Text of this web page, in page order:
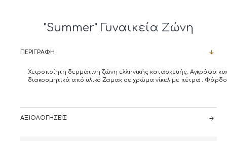
"Summer" Γυναικεία Ζώνη
ΠΕΡΙΓΡΑΦΉ
Χειροποίητη δερμάτινη ζώνη ελληνικής κατασκευής. Αγκράφα
διακοσμητικά από υλικό Ζαμακ σε χρώμα νίκελ με πέτρα .
ΑΞΙΟΛΟΓΉΣΕΙΣ